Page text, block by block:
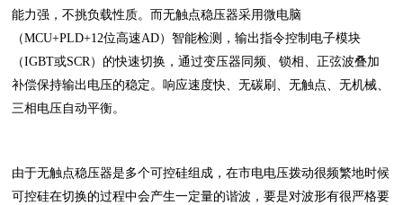
能力强，不挑负载性质。而无触点稳压器采用微电脑
（MCU+PLD+12位高速AD）智能检测，输出指令控制电子模块
（IGBT或SCR）的快速切换，通过变压器同频、锁相、正弦波叠加
补偿保持输出电压的稳定。响应速度快、无碳刷、无触点、无机械、
三相电压自动平衡。
由于无触点稳压器是多个可控硅组成，在市电电压拨动很频繁地时候
可控硅在切换的过程中会产生一定量的谐波，要是对波形有很严格要